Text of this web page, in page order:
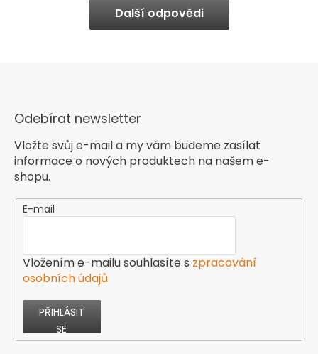
Další odpovědi
Odebírat newsletter
Vložte svůj e-mail a my vám budeme zasílat
informace o nových produktech na našem e-
shopu.
E-mail
Vložením e-mailu souhlasíte s zpracování
osobních údajů
PŘIHLÁSIT
SE